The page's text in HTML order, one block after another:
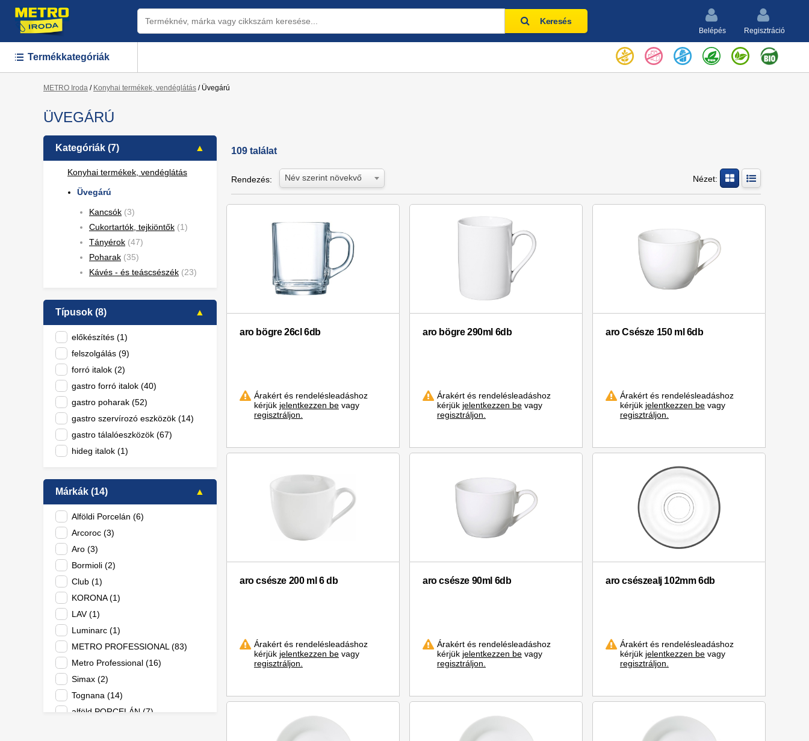
Keresés
Belépés Regisztráció
Termékkategóriák
METRO Iroda / Konyhai termékek, vendéglátás / Üvegárú
ÜVEGÁRÚ
Kategóriák (7)
Konyhai termékek, vendéglátás
Üvegárú
Kancsók (3)
Cukortartók, tejkiöntők (1)
Tányérok (47)
Poharak (35)
Kávés - és teáscsészék (23)
Típusok (8)
előkészítés (1)
felszolgálás (9)
forró italok (2)
gastro forró italok (40)
gastro poharak (52)
gastro szervírozó eszközök (14)
gastro tálalóeszközök (67)
hideg italok (1)
Márkák (14)
Alföldi Porcelán (6)
Arcoroc (3)
Aro (3)
Bormioli (2)
Club (1)
KORONA (1)
LAV (1)
Luminarc (1)
METRO PROFESSIONAL (83)
Metro Professional (16)
Simax (2)
Tognana (14)
alföld PORCELÁN (7)
109 találat
Rendezés: Név szerint növekvő Nézet:
aro bögre 26cl 6db
Árakért és rendelésleadáshoz
kérjük jelentkezzen be vagy
regisztráljon.
aro bögre 290ml 6db
Árakért és rendelésleadáshoz
kérjük jelentkezzen bevagy
regisztráljon.
aro Csésze 150 ml 6db
Árakért és rendelésleadáshoz
kérjük jelentkezzen bevagy
regisztráljon.
aro csésze 200 ml 6 db
Árakért és rendelésleadáshoz
kérjük jelentkezzen be vagy
regisztráljon.
aro csésze 90ml 6db
Árakért és rendelésleadáshoz
kérjük jelentkezzen bevagy
regisztráljon.
aro csészealj 102mm 6db
Árakért és rendelésleadáshoz
kérjük jelentkezzen bevagy
regisztráljon.